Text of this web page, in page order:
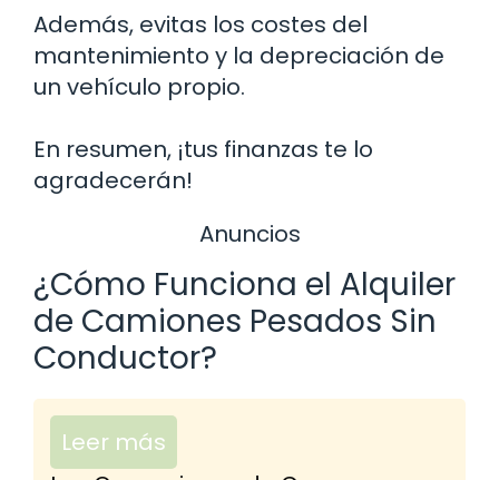
Además, evitas los costes del
mantenimiento y la depreciación de
un vehículo propio.
En resumen, ¡tus finanzas te lo
agradecerán!
Anuncios
¿Cómo Funciona el Alquiler
de Camiones Pesados Sin
Conductor?
Leer más